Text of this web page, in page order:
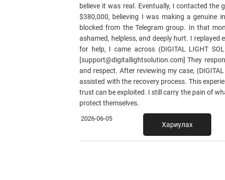
believe it was real. Eventually, I contacted
$380,000, believing I was making a genuine
blocked from the Telegram group. In that
ashamed, helpless, and deeply hurt. I replayed
for help, I came across (DIGITAL LIGHT
[support@digitallightsolution.com] They
and respect. After reviewing my case,
assisted with the recovery process. This
trust can be exploited. I still carry the pain of
protect themselves.
2026-06-05
Хариулах